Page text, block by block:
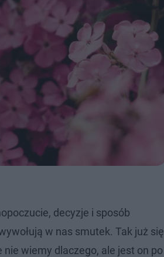
decyzje i sposób
w nas smutek. Tak już się
wiemy dlaczego, ale jest on po